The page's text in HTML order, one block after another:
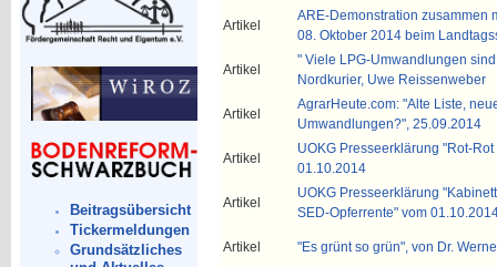
Beitragsübersicht
Tickermeldungen
Grundsätzliches
Artikel
ARE-Demonstration zusammen
08. Oktober 2014 beim
Artikel
" Viele LPG-Umwandlungen
Nordkurier, Uwe Reissenweber
Artikel
AgrarHeute.com: "Alte Liste,
Umwandlungen?", 25.09.2014
Artikel
UOKG Presseerklärung "Rot-
01.10.2014
Artikel
UOKG Presseerklärung
SED-Opferrente" vom
Artikel "Es grünt so grün", von Dr.